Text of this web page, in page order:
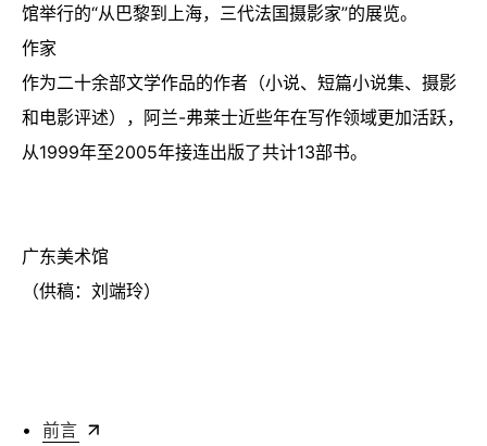
馆举行的“从巴黎到上海，三代法国摄影家”的展览。
作家
作为二十余部文学作品的作者（小说、短篇小说集、摄影
和电影评述），阿兰-弗莱士近些年在写作领域更加活跃，
从1999年至2005年接连出版了共计13部书。
广东美术馆
（供稿：刘端玲）
• 前言